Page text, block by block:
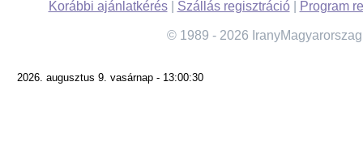
Korábbi ajánlatkérés| Szállás regisztráció| Program
© 1989 - 2026
2026. augusztus 9. vasárnap - 13:00:30